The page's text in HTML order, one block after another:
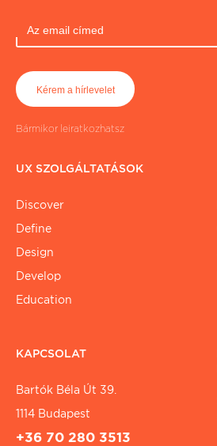
Bármikor leiratkozhatsz
UX SZOLGÁLTATÁSOK
Discover
Define
Design
Develop
Education
KAPCSOLAT
Bartók Béla Út 39.
1114 Budapest
+36 70 280 3513